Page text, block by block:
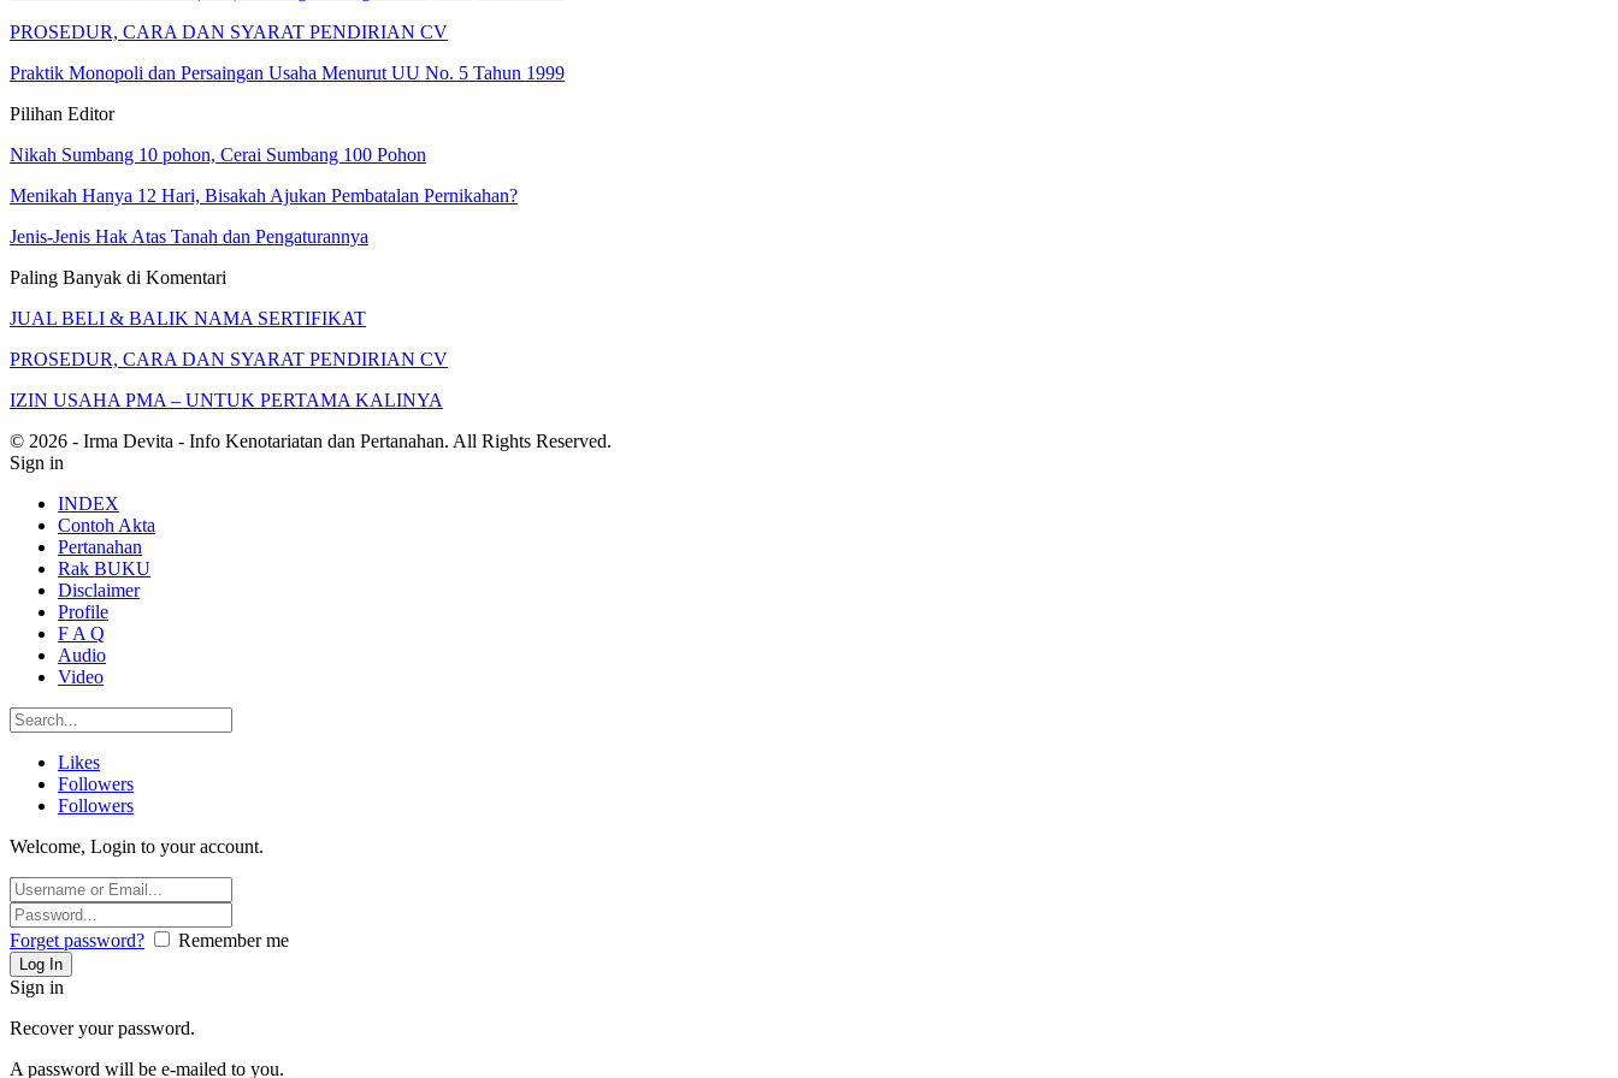
PROSEDUR, CARA DAN SYARAT PENDIRIAN CV
Praktik Monopoli dan Persaingan Usaha Menurut UU No. 5 Tahun 1999
Pilihan Editor
Nikah Sumbang 10 pohon, Cerai Sumbang 100 Pohon
Menikah Hanya 12 Hari, Bisakah Ajukan Pembatalan Pernikahan?
Jenis-Jenis Hak Atas Tanah dan Pengaturannya
Paling Banyak di Komentari
JUAL BELI & BALIK NAMA SERTIFIKAT
PROSEDUR, CARA DAN SYARAT PENDIRIAN CV
IZIN USAHA PMA – UNTUK PERTAMA KALINYA
© 2026 - Irma Devita - Info Kenotariatan dan Pertanahan. All Rights Reserved.
Sign in
INDEX
Contoh Akta
Pertanahan
Rak BUKU
Disclaimer
Profile
F A Q
Audio
Video
Likes
Followers
Followers
Welcome, Login to your account.
Forget password? Remember me
Sign in
Recover your password.
A password will be e-mailed to you.